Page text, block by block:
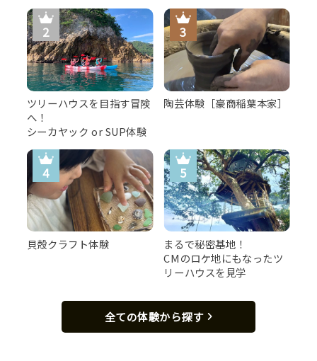
ツリーハウスを目指す冒険
へ！
シーカヤック or SUP体験
陶芸体験［豪商稲葉本家］
貝殻クラフト体験
まるで秘密基地！
CMのロケ地にもなったツ
リーハウスを見学
全ての体験から探す